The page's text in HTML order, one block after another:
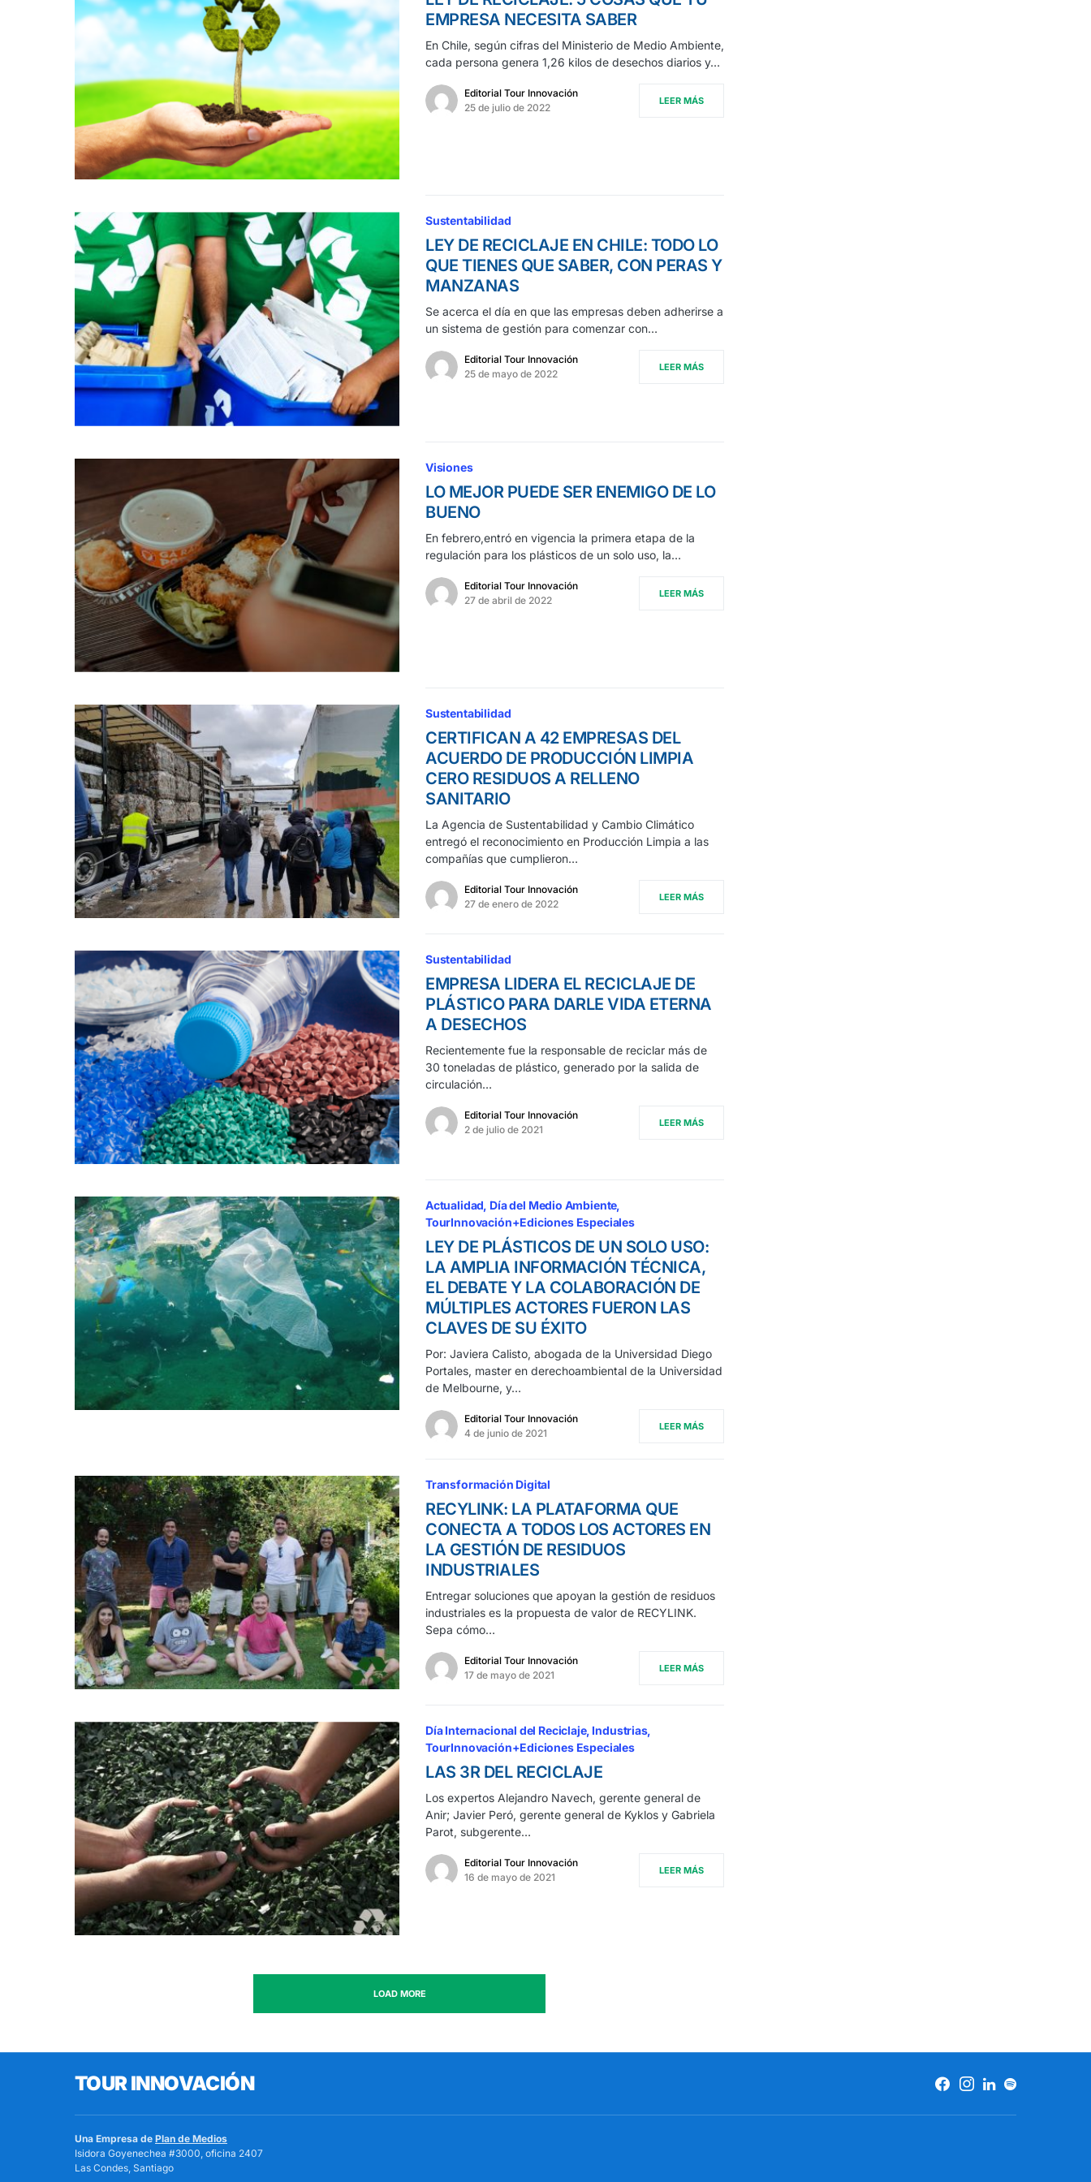
EMPRESA NECESITA SABER
En Chile, según cifras del Ministerio de Medio Ambiente,
cada persona genera 1,26 kilos de desechos diarios y…
Editorial Tour Innovación
25 de julio de 2022
LEER MÁS
Sustentabilidad
LEY DE RECICLAJE EN CHILE: TODO LO
QUE TIENES QUE SABER, CON PERAS Y
MANZANAS
Se acerca el día en que las empresas deben adherirse a
un sistema de gestión para comenzar con…
Editorial Tour Innovación
25 de mayo de 2022
LEER MÁS
Visiones
LO MEJOR PUEDE SER ENEMIGO DE LO
BUENO
En febrero,entró en vigencia la primera etapa de la
regulación para los plásticos de un solo uso, la…
Editorial Tour Innovación
27 de abril de 2022
LEER MÁS
Sustentabilidad
CERTIFICAN A 42 EMPRESAS DEL
ACUERDO DE PRODUCCIÓN LIMPIA
CERO RESIDUOS A RELLENO
SANITARIO
La Agencia de Sustentabilidad y Cambio Climático
entregó el reconocimiento en Producción Limpia a las
compañías que cumplieron…
Editorial Tour Innovación
27 de enero de 2022
LEER MÁS
Sustentabilidad
EMPRESA LIDERA EL RECICLAJE DE
PLÁSTICO PARA DARLE VIDA ETERNA
A DESECHOS
Recientemente fue la responsable de reciclar más de
30 toneladas de plástico, generado por la salida de
circulación…
Editorial Tour Innovación
2 de julio de 2021
LEER MÁS
Actualidad Día del Medio Ambiente
TourInnovación+Ediciones Especiales
LEY DE PLÁSTICOS DE UN SOLO USO:
LA AMPLIA INFORMACIÓN TÉCNICA,
EL DEBATE Y LA COLABORACIÓN DE
MÚLTIPLES ACTORES FUERON LAS
CLAVES DE SU ÉXITO
Por: Javiera Calisto, abogada de la Universidad Diego
Portales, master en derechoambiental de la Universidad
de Melbourne, y…
Editorial Tour Innovación
4 de junio de 2021
LEER MÁS
Transformación Digital
RECYLINK: LA PLATAFORMA QUE
CONECTA A TODOS LOS ACTORES EN
LA GESTIÓN DE RESIDUOS
INDUSTRIALES
Entregar soluciones que apoyan la gestión de residuos
industriales es la propuesta de valor de RECYLINK.
Sepa cómo…
Editorial Tour Innovación
17 de mayo de 2021
LEER MÁS
Día Internacional del Reciclaje Industrias
TourInnovación+Ediciones Especiales
LAS 3R DEL RECICLAJE
Los expertos Alejandro Navech, gerente general de
Anir; Javier Peró, gerente general de Kyklos y Gabriela
Parot, subgerente…
Editorial Tour Innovación
16 de mayo de 2021
LEER MÁS
LOAD MORE
TOUR INNOVACIÓN
Una Empresa de Plan de Medios
Isidora Goyenechea #3000, oficina 2407
Las Condes, Santiago